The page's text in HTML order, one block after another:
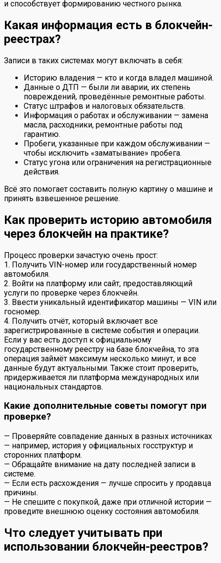
и способствует формированию честного рынка.
Какая информация есть в блокчейн-
реестрах?
Записи в таких системах могут включать в себя:
Историю владения — кто и когда владел машиной.
Данные о ДТП — были ли аварии, их степень
повреждений, проведённые ремонтные работы.
Статус штрафов и налоговых обязательств.
Информация о работах и обслуживании — замена
масла, расходники, ремонтные работы под
гарантию.
Пробеги, указанные при каждом обслуживании —
чтобы исключить «заматывание» пробега.
Статус угона или ограничения на регистрационные
действия.
Всё это помогает составить полную картину о машине и
принять взвешенное решение.
Как проверить историю автомобиля
через блокчейн на практике?
Процесс проверки зачастую очень прост:
1. Получить VIN-номер или государственный номер
автомобиля.
2. Войти на платформу или сайт, предоставляющий
услуги по проверке через блокчейн.
3. Ввести уникальный идентификатор машины — VIN или
госномер.
4. Получить отчёт, который включает все
зарегистрированные в системе события и операции.
Если у вас есть доступ к официальному
государственному реестру на базе блокчейна, то эта
операция займёт максимум несколько минут, и все
данные будут актуальными. Также стоит проверить,
придерживается ли платформа международных или
национальных стандартов.
Какие дополнительные советы помогут при
проверке?
— Проверяйте совпадение данных в разных источниках
— например, история у официальных госструктур и
сторонних платформ.
— Обращайте внимание на дату последней записи в
системе.
— Если есть расхождения — лучше спросить у продавца
причины.
— Не спешите с покупкой, даже при отличной истории —
проведите внешнюю оценку состояния автомобиля.
Что следует учитывать при
использовании блокчейн-реестров?